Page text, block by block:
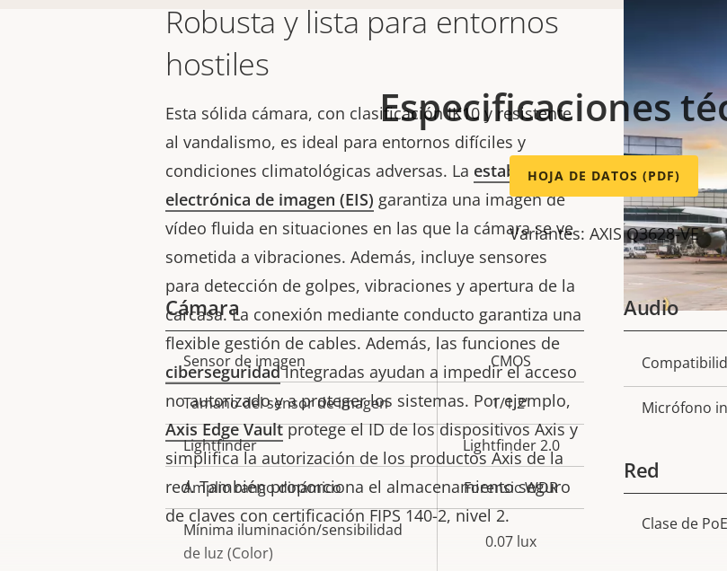
Robusta y lista para entornos
hostiles
Esta sólida cámara, con clasificación IK10 y resistente
al vandalismo, es ideal para entornos difíciles y
condiciones climatológicas adversas. La estabilización
electrónica de imagen (EIS) garantiza una imagen de
vídeo fluida en situaciones en las que la cámara se ve
sometida a vibraciones. Además, incluye sensores
para detección de golpes, vibraciones y apertura de la
carcasa. La conexión mediante conducto garantiza una
flexible gestión de cables. Además, las funciones de
ciberseguridadintegradas ayudan a impedir el acceso
no autorizado y a proteger los sistemas. Por ejemplo,
Axis Edge Vaultprotege el ID de los dispositivos Axis y
simplifica la autorización de los productos Axis de la
red. También proporciona el almacenamiento seguro
de claves con certificación FIPS 140-2, nivel 2.
Especificaciones
HOJA DE DATOS (PDF)
Variantes: AXIS Q3628-VE
Cámara
Descripción
de
propiedad
Valor de
la
propiedad
Sensor de imagen CMOS
Tamaño del sensor de imagen 1/1.2"
Lightfinder Lightfinder 2.0
Amplio rango dinámico Forensic WDR
Mínima iluminación/sensibilidad
de luz (Color)
0.07 lux
Audio
de
Micrófono
Red
Descripción
Clase de PoE